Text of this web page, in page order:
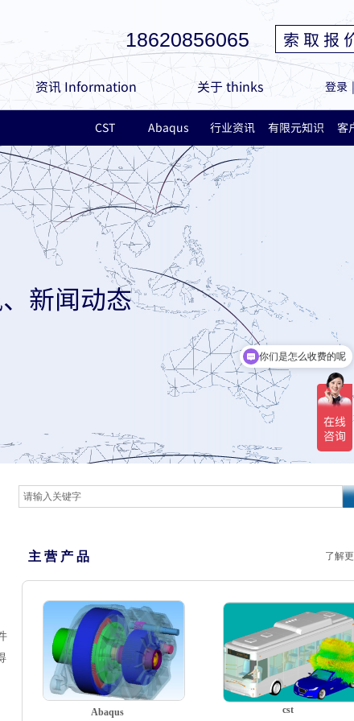
18620856065
登录 |
索 取 报
资讯 Information 关于 thinks
新闻动态
CST Abaqus 行业资讯 有限元知识 客
主 营 产 品 了解
cst
Abaqus
你们是怎么收费的呢